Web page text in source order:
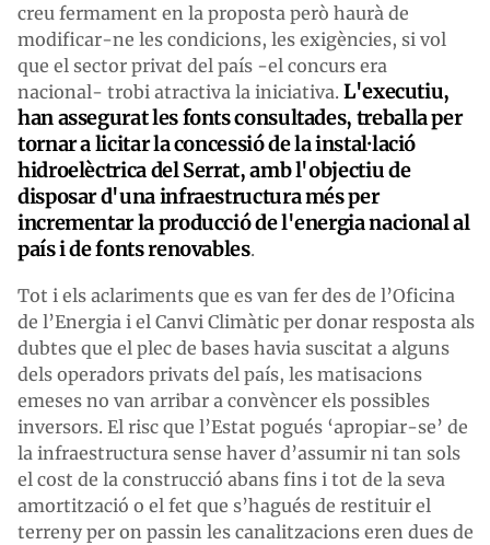
creu fermament en la proposta però haurà de
modificar-ne les condicions, les exigències, si vol
que el sector privat del país -el concurs era
nacional- trobi atractiva la iniciativa. L'executiu,
han assegurat les fonts consultades, treballa per
tornar a licitar la concessió de la instal·lació
hidroelèctrica del Serrat, amb l'objectiu de
disposar d'una infraestructura més per
incrementar la producció de l'energia nacional al
país i de fonts renovables.
Tot i els aclariments que es van fer des de l’Oficina
de l’Energia i el Canvi Climàtic per donar resposta als
dubtes que el plec de bases havia suscitat a alguns
dels operadors privats del país, les matisacions
emeses no van arribar a convèncer els possibles
inversors. El risc que l’Estat pogués ‘apropiar-se’ de
la infraestructura sense haver d’assumir ni tan sols
el cost de la construcció abans fins i tot de la seva
amortització o el fet que s’hagués de restituir el
terreny per on passin les canalitzacions eren dues de